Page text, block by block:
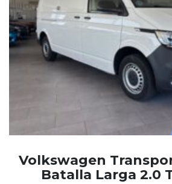
Volkswagen
Batalla Larga 2.0